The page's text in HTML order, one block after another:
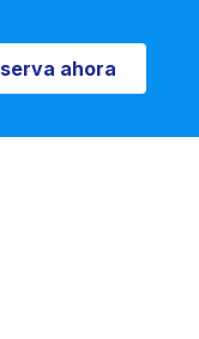
ahora
ahora